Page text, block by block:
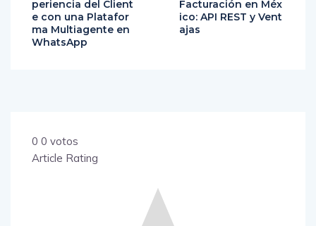
periencia del Client
e con una Platafor
ma Multiagente en
WhatsApp
Facturación en Méx
ico: API REST y Vent
ajas
0 0 votos
Article Rating